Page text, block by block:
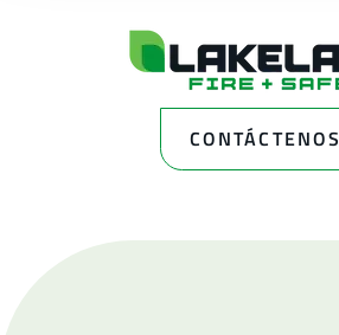
CONTÁCTENOS